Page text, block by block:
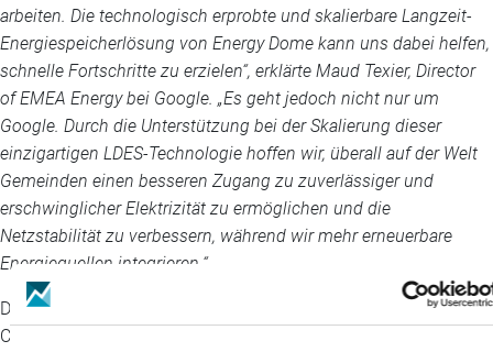
arbeiten. Die technologisch erprobte und skalierbare Langzeit-
Energiespeicherlösung von Energy Dome kann uns dabei helfen,
schnelle Fortschritte zu erzielen“, erklärte Maud Texier, Director
of EMEA Energy bei Google. „Es geht jedoch nicht nur um
Google. Durch die Unterstützung bei der Skalierung dieser
einzigartigen LDES-Technologie hoffen wir, überall auf der Welt
Gemeinden einen besseren Zugang zu zuverlässiger und
erschwinglicher Elektrizität zu ermöglichen und die
Netzstabilität zu verbessern, während wir mehr erneuerbare
Energiequellen integrieren.“
Die geschäftliche Vereinbarung zielt darauf ab, Projekte mit der
CO2 Battery in allen wichtigen strategischen Regionen, darunter